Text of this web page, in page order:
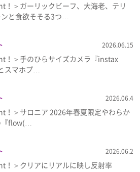
！＞ガーリックビーフ、大海老、テリ
と食欲そそる3つ…
2026.06.15
！＞手のひらサイズカメラ『instax
スマホプ…
2026.06.4
！＞サロニア 2026年春夏限定やわらか
『flow(…
2026.06.2
！＞クリアにリアルに映し反射率